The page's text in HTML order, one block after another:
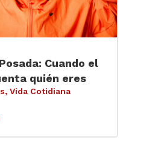
Cuando el
quién eres
, Vida Cotidiana